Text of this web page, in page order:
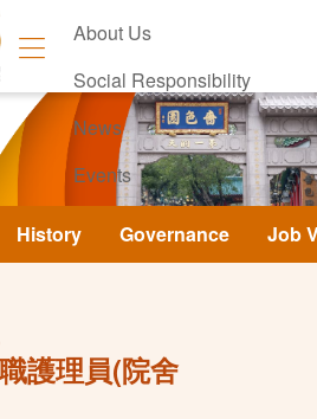
About Us
Social Responsibility
News
Events
Contact Us
History Governance Job
護理員(院舍